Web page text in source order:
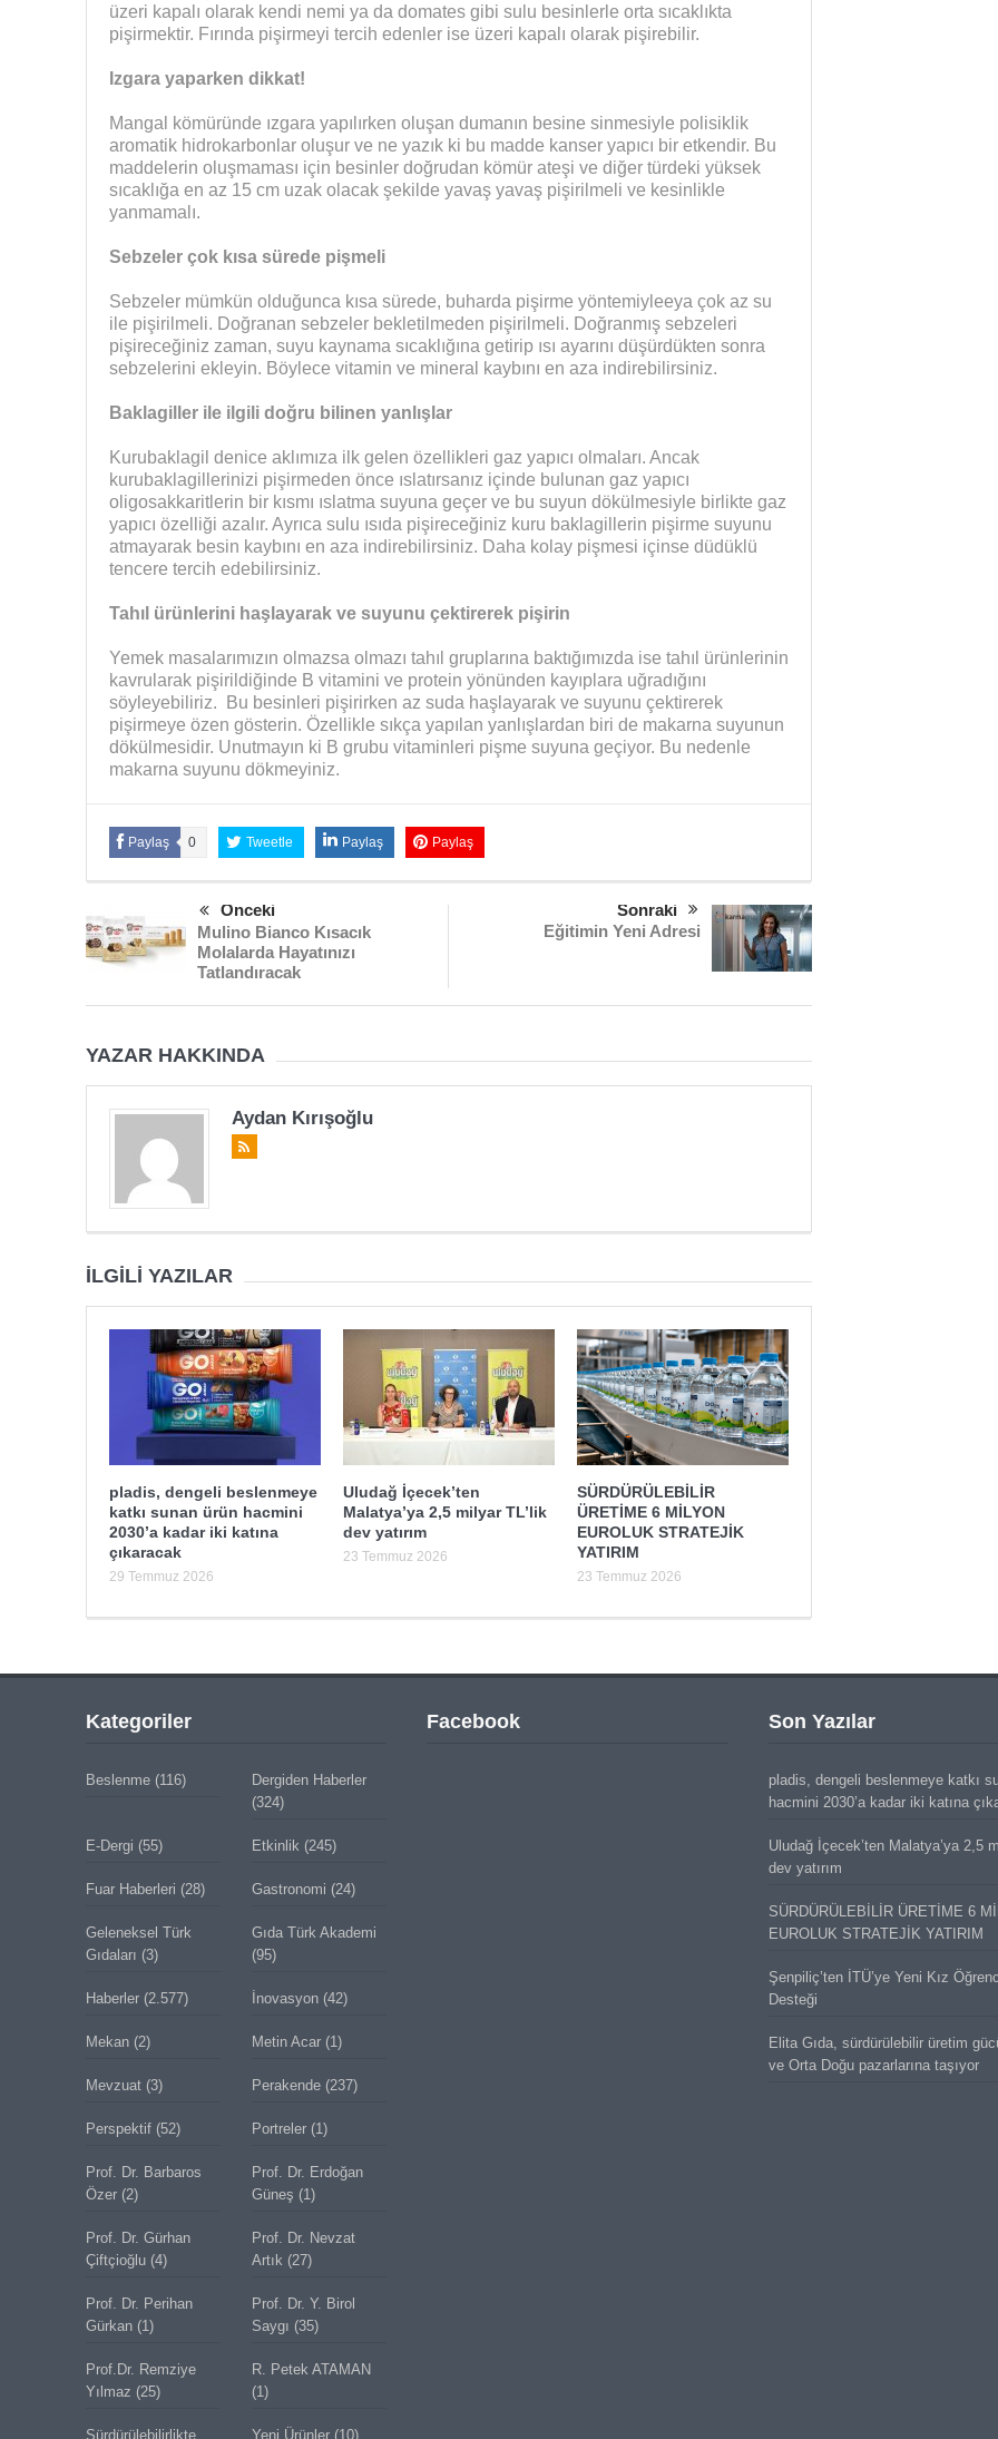
üzeri kapalı olarak kendi nemi ya da domates gibi sulu besinlerle orta sıcaklıkta
pişirmektir. Fırında pişirmeyi tercih edenler ise üzeri kapalı olarak pişirebilir.
Izgara yaparken dikkat!
Mangal kömüründe ızgara yapılırken oluşan dumanın besine sinmesiyle polisiklik
aromatik hidrokarbonlar oluşur ve ne yazık ki bu madde kanser yapıcı bir etkendir. Bu
maddelerin oluşmaması için besinler doğrudan kömür ateşi ve diğer türdeki yüksek
sıcaklığa en az 15 cm uzak olacak şekilde yavaş yavaş pişirilmeli ve kesinlikle
yanmamalı.
Sebzeler çok kısa sürede pişmeli
Sebzeler mümkün olduğunca kısa sürede, buharda pişirme yöntemiyleeya çok az su
ile pişirilmeli. Doğranan sebzeler bekletilmeden pişirilmeli. Doğranmış sebzeleri
pişireceğiniz zaman, suyu kaynama sıcaklığına getirip ısı ayarını düşürdükten sonra
sebzelerini ekleyin. Böylece vitamin ve mineral kaybını en aza indirebilirsiniz.
Baklagiller ile ilgili doğru bilinen yanlışlar
Kurubaklagil denice aklımıza ilk gelen özellikleri gaz yapıcı olmaları. Ancak
kurubaklagillerinizi pişirmeden önce ıslatırsanız içinde bulunan gaz yapıcı
oligosakkaritlerin bir kısmı ıslatma suyuna geçer ve bu suyun dökülmesiyle birlikte gaz
yapıcı özelliği azalır. Ayrıca sulu ısıda pişireceğiniz kuru baklagillerin pişirme suyunu
atmayarak besin kaybını en aza indirebilirsiniz. Daha kolay pişmesi içinse düdüklü
tencere tercih edebilirsiniz.
Tahıl ürünlerini haşlayarak ve suyunu çektirerek pişirin
Yemek masalarımızın olmazsa olmazı tahıl gruplarına baktığımızda ise tahıl ürünlerinin
kavrularak pişirildiğinde B vitamini ve protein yönünden kayıplara uğradığını
söyleyebiliriz. Bu besinleri pişirirken az suda haşlayarak ve suyunu çektirerek
pişirmeye özen gösterin. Özellikle sıkça yapılan yanlışlardan biri de makarna suyunun
dökülmesidir. Unutmayın ki B grubu vitaminleri pişme suyuna geçiyor. Bu nedenle
makarna suyunu dökmeyiniz.
Paylaş 0 Tweetle Paylaş Paylaş
Önceki
Mulino Bianco Kısacık
Molalarda Hayatınızı
Tatlandıracak
Sonraki
Eğitimin Yeni Adresi
YAZAR HAKKINDA
Aydan Kırışoğlu
İLGILI YAZILAR
pladis, dengeli beslenmeye
katkı sunan ürün hacmini
2030’a kadar iki katına
çıkaracak
29 Temmuz 2026
Uludağ İçecek’ten
Malatya’ya 2,5 milyar TL’lik
dev yatırım
23 Temmuz 2026
SÜRDÜRÜLEBİLİR
ÜRETİME 6 MİLYON
EUROLUK STRATEJİK
YATIRIM
23 Temmuz 2026
Yaman Çelişki
Kategoriler
Beslenme(116)
Dergiden Haberler
(324)
E-Dergi (55) Etkinlik (245)
Fuar Haberleri (28) Gastronomi (24)
Geleneksel Türk
Gıdaları (3)
Gıda Türk Akademi
(95)
Haberler(2.577) İnovasyon(42)
Mekan(2) Metin Acar(1)
Mevzuat(3) Perakende(237)
Perspektif(52) Portreler(1)
Prof. Dr. Barbaros
Özer(2)
Prof. Dr. Erdoğan
Güneş (1)
Prof. Dr. Gürhan
Çiftçioğlu(4)
Prof. Dr. Nevzat
Artık (27)
Prof. Dr. Perihan
Gürkan(1)
Prof. Dr. Y. Birol
Saygı (35)
Prof.Dr. Remziye
Yılmaz (25)
R. Petek ATAMAN
(1)
Sürdürülebilirlikte Yeni Ürünler(10)
Facebook Son Yazılar
pladis, dengeli beslenmeye katkı
hacmini 2030’a kadar iki katına
Uludağ İçecek’ten Malatya’ya 2,5
dev yatırım
SÜRDÜRÜLEBİLİR ÜRETİME 6
EUROLUK STRATEJİK YATIRIM
Şenpiliç’ten İTÜ’ye Yeni Kız
Desteği
Elita Gıda, sürdürülebilir üretim
ve Orta Doğu pazarlarına taşıyor